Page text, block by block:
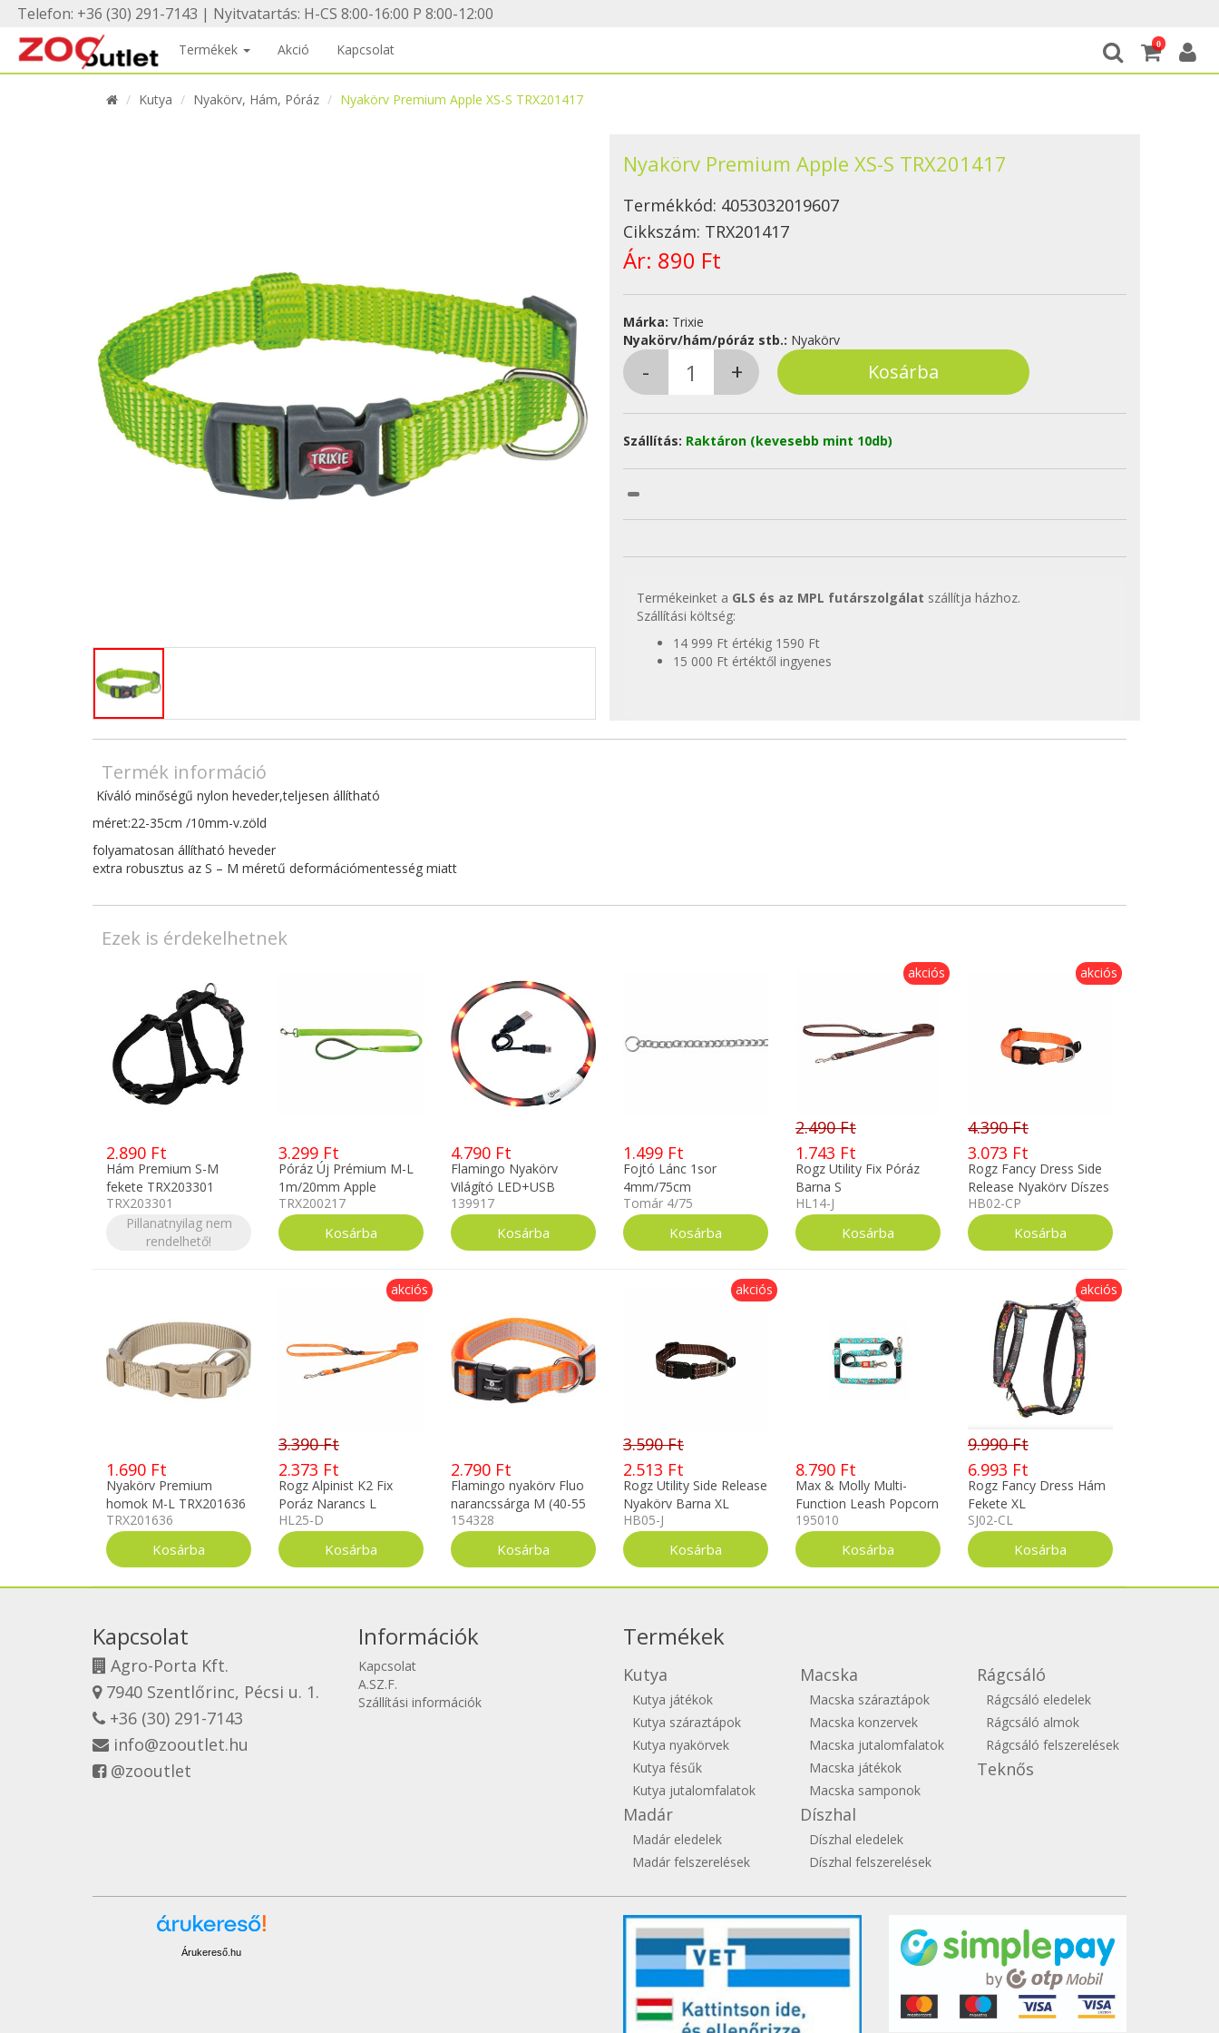
Telefon: +36 (30) 291-7143 | Nyitvatartás: H-CS 8:00-16:00 P 8:00-12:00
0
Termékek Akció Kapcsolat
Kutya Nyakörv, Hám, Póráz Nyakörv Premium Apple XS-S TRX201417
Nyakörv Premium Apple XS-S TRX201417
Termékkód: 4053032019607
Cikkszám: TRX201417
Ár: 890 Ft
Márka: Trixie
Nyakörv/hám/póráz stb.: Nyakörv
Szállítás: Raktáron (kevesebb mint 10db)
Termékeinket a GLS és az MPL futárszolgálat szállítja házhoz.
Szállítási költség:
14 999 Ft értékig 1590 Ft
15 000 Ft értéktől ingyenes
Termék információ
Kíváló minőségű nylon heveder,teljesen állítható
méret:22-35cm /10mm-v.zöld
folyamatosan állítható heveder
extra robusztus az S – M méretű deformációmentesség miatt
Ezek is érdekelhetnek
2.890 Ft
Hám Premium S-M
fekete TRX203301
TRX203301
Pillanatnyilag nem
rendelhető!
3.299 Ft
Póráz Új Prémium M-L
1m/20mm Apple
TRX200217
TRX200217
4.790 Ft
Flamingo Nyakörv
Világító LED+USB
Fekete 70cm 64961
139917
1.499 Ft
Fojtó Lánc 1sor
4mm/75cm
Tomár 4/75
akciós
2.490 Ft
1.743 Ft
Rogz Utility Fix Póráz
Barna S
HL14-J
akciós
4.390 Ft
3.073 Ft
Rogz Fancy Dress Side
Release Nyakörv Díszes
Narancs XL
HB02-CP
1.690 Ft
Nyakörv Premium
homok M-L TRX201636
TRX201636
akciós
3.390 Ft
2.373 Ft
Rogz Alpinist K2 Fix
Poráz Narancs L
HL25-D
2.790 Ft
Flamingo nyakörv Fluo
narancssárga M (40-55
cm)
154328
akciós
3.590 Ft
2.513 Ft
Rogz Utility Side Release
Nyakörv Barna XL
HB05-J
8.790 Ft
Max & Molly Multi-
Function Leash Popcorn
S195010
akciós
9.990 Ft
6.993 Ft
Rogz Fancy Dress Hám
Fekete XL
SJ02-CL
Kapcsolat
Agro-Porta Kft.
7940 Szentlőrinc, Pécsi u. 1.
+36 (30) 291-7143
info@zooutlet.hu
@zooutlet
Információk
Kapcsolat
A.SZ.F.
Szállítási információk
Termékek
Kutya
Kutya játékok
Kutya száraztápok
Kutya nyakörvek
Kutya fésűk
Kutya jutalomfalatok
Madár
Madár eledelek
Madár felszerelések
Macska
Macska száraztápok
Macska konzervek
Macska jutalomfalatok
Macska játékok
Macska samponok
Díszhal
Díszhal eledelek
Díszhal felszerelések
Rágcsáló
Rágcsáló eledelek
Rágcsáló almok
Rágcsáló felszerelések
Teknős
Árukereső.hu